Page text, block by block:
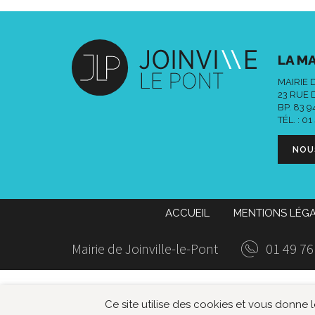
Ce site utilise des cookies et vous
LA
MAIRIE
23 RUE
BP. 83
TÉL. : 01
ACCUEIL MENTIONS
Mairie de Joinville-le-Pont 01 49